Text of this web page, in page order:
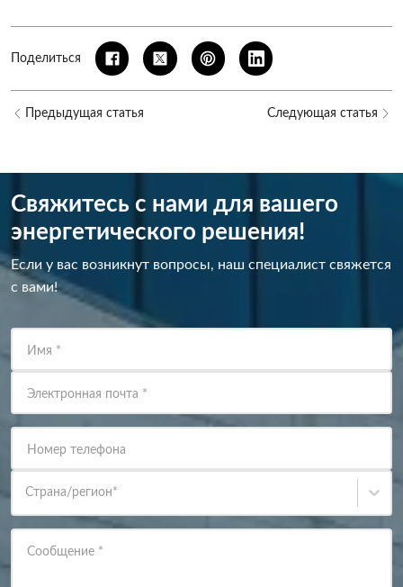
Поделиться
Предыдущая статья Следующая статья
Свяжитесь с нами для вашего
энергетического решения!
Если у вас возникнут вопросы, наш специалист свяжется
с вами!
Имя *
Электронная почта *
Номер телефона
Страна/регион*
Сообщение *